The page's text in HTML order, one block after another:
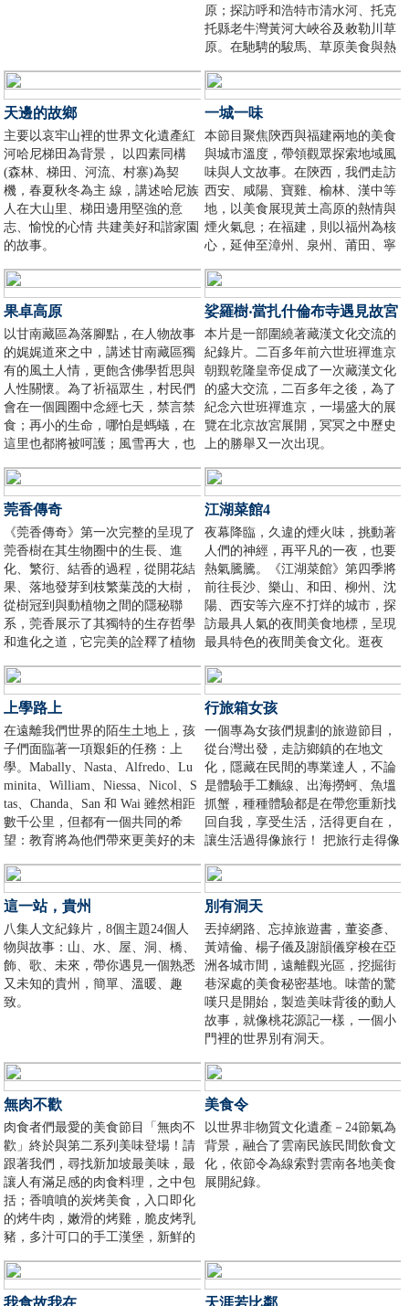
原；探訪呼和浩特市清水河、托克
托縣老牛灣黃河大峽谷及敕勒川草
原。在馳騁的駿馬、草原美食與熱
蒙古的壯麗風光與多彩文化。
天邊的故鄉
主要以哀牢山裡的世界文化遺產紅
河哈尼梯田為背景， 以四素同構
(森林、梯田、河流、村寨)為契
機，春夏秋冬為主 線，講述哈尼族
人在大山里、梯田邊用堅強的意
志、愉悅的心情 共建美好和諧家園
的故事。
一城一味
本節目聚焦陝西與福建兩地的美食
與城市溫度，帶領觀眾探索地域風
味與人文故事。在陝西，我們走訪
西安、咸陽、寶雞、榆林、漢中等
地，以美食展現黃土高原的熱情與
煙火氣息；在福建，則以福州為核
心，延伸至漳州、泉州、莆田、寧
髓。節目以生動視角記錄美食與締
造者的故事，呈現不同城市的風土
人情與背後的溫度，讓觀眾在味蕾
的旅程中感受中華飲食文化的豐富
魅力。
果卓高原
以甘南藏區為落腳點，在人物故事
的娓娓道來之中，講述甘南藏區獨
有的風土人情，更飽含佛學哲思與
人性關懷。為了祈福眾生，村民們
會在一個圓圈中念經七天，禁言禁
食；再小的生命，哪怕是螞蟻，在
這里也都將被呵護；風雪再大，也
片草原又敞開胸懷迎接八方來
客……肥沃的牧草，飼喂著高原兒
女賴以為生的牛羊馬匹，也滋潤著
他們心靈深處善良淳樸的精神世
界。古老而野性的藏域風情，和這
片土地的信仰一樣悠遠綿長。在這
里，人群、牛羊、草原、風雪……
共同譜寫著人性與生命之歌。
娑羅樹‧當扎什倫布寺遇見故宮
本片是一部圍繞著藏漢文化交流的
紀錄片。二百多年前六世班禪進京
朝覲乾隆皇帝促成了一次藏漢文化
的盛大交流，二百多年之後，為了
紀念六世班禪進京，一場盛大的展
覽在北京故宮展開，冥冥之中歷史
上的勝舉又一次出現。
莞香傳奇
《莞香傳奇》第一次完整的呈現了
莞香樹在其生物圈中的生長、進
化、繁衍、結香的過程，從開花結
果、落地發芽到枝繁葉茂的大樹，
從樹冠到與動植物之間的隱秘聯
系，莞香展示了其獨特的生存哲學
和進化之道，它完美的詮釋了植物
生存智慧根植於中國土地的同時，
隨著人類的腳步，它的香氣飄向了
更遙遠的大洋與陸地，開拓著新的
世界。
江湖菜館4
夜幕降臨，久違的煙火味，挑動著
人們的神經，再平凡的一夜，也要
熱氣騰騰。《江湖菜館》第四季將
前往長沙、樂山、和田、柳州、沈
陽、西安等六座不打烊的城市，探
訪最具人氣的夜間美食地標，呈現
最具特色的夜間美食文化。逛夜
堂。
上學路上
在遠離我們世界的陌生土地上，孩
子們面臨著一項艱鉅的任務：上
學。Mabally、Nasta、Alfredo、Lu
minita、William、Niessa、Nicol、S
tas、Chanda、San 和 Wai 雖然相距
數千公里，但都有一個共同的希
望：教育將為他們帶來更美好的未
同樣的挑戰——無論他們是步行，
還是乘雪橇；無論是艱難地穿過黑
暗的森林、翻山越嶺還是沿著棚戶
區的土路；在他們去學校的路上，
孩子們向我們介紹了他們截然不同
的地區——在那裡上課仍然是一次
冒險。
行旅箱女孩
一個專為女孩們規劃的旅遊節目，
從台灣出發，走訪鄉鎮的在地文
化，隱藏在民間的專業達人，不論
是體驗手工麵線、出海撈蚵、魚塭
抓蟹，種種體驗都是在帶您重新找
回自我，享受生活，活得更自在，
讓生活過得像旅行！ 把旅行走得像
這一站，貴州
八集人文紀錄片，8個主題24個人
物與故事：山、水、屋、洞、橋、
飾、歌、未來，帶你遇見一個熟悉
又未知的貴州，簡單、溫暖、趣
致。
別有洞天
丟掉網路、忘掉旅遊書，董姿彥、
黃靖倫、楊子儀及謝韻儀穿梭在亞
洲各城市間，遠離觀光區，挖掘街
巷深處的美食秘密基地。味蕾的驚
嘆只是開始，製造美味背後的動人
故事，就像桃花源記一樣，一個小
門裡的世界別有洞天。
無肉不歡
肉食者們最愛的美食節目「無肉不
歡」終於與第二系列美味登場！請
跟著我們，尋找新加坡最美味，最
讓人有滿足感的肉食料理，之中包
括；香噴噴的炭烤美食，入口即化
的烤牛肉，嫩滑的烤雞，脆皮烤乳
豬，多汁可口的手工漢堡，新鮮的
肯定會讓愛吃肉的朋友們大飽口
福！
美食令
以世界非物質文化遺產－24節氣為
背景，融合了雲南民族民間飲食文
化，依節令為線索對雲南各地美食
展開紀錄。
我食故我在 天涯若比鄰